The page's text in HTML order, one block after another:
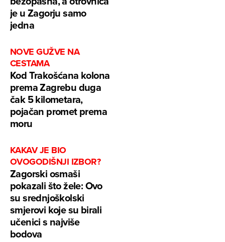
je u Zagorju samo
jedna
NOVE GUŽVE NA
CESTAMA
Kod Trakošćana kolona
prema Zagrebu duga
čak 5 kilometara,
pojačan promet prema
moru
KAKAV JE BIO
OVOGODIŠNJI IZBOR?
Zagorski osmaši
pokazali što žele: Ovo
su srednjoškolski
smjerovi koje su birali
učenici s najviše
bodova